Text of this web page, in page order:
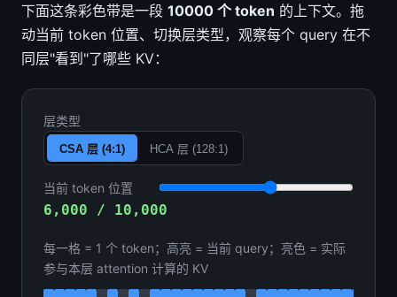
下面这条彩色带是一段 10000 个 token 的上下文。拖
动当前 token 位置、切换层类型，观察每个 query 在不
同层"看到"了哪些 KV：
层类型
CSA 层 (4:1) HCA 层 (128:1)
当前 token 位置
6,000 / 10,000
每一格 = 1 个 token；高亮 = 当前 query；亮色 = 实际
参与本层 attention 计算的 KV